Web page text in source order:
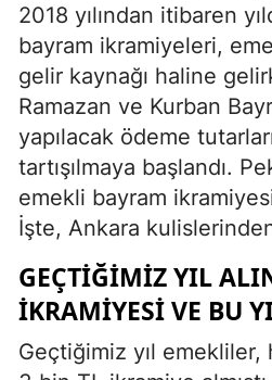
2018 yılından itibaren
bayram ikramiyeleri,
gelir kaynağı haline
Ramazan ve Kurban
yapılacak ödeme
tartışılmaya başlandı.
emekli bayram
İşte, Ankara
GEÇTIĞIMIZ YIL
İKRAMIYESI VE BU
Geçtiğimiz yıl